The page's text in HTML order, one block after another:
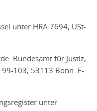
unter HRA 7694, USt-
Bundesamt für Justiz,
99-103, 53113 Bonn. E-
unter